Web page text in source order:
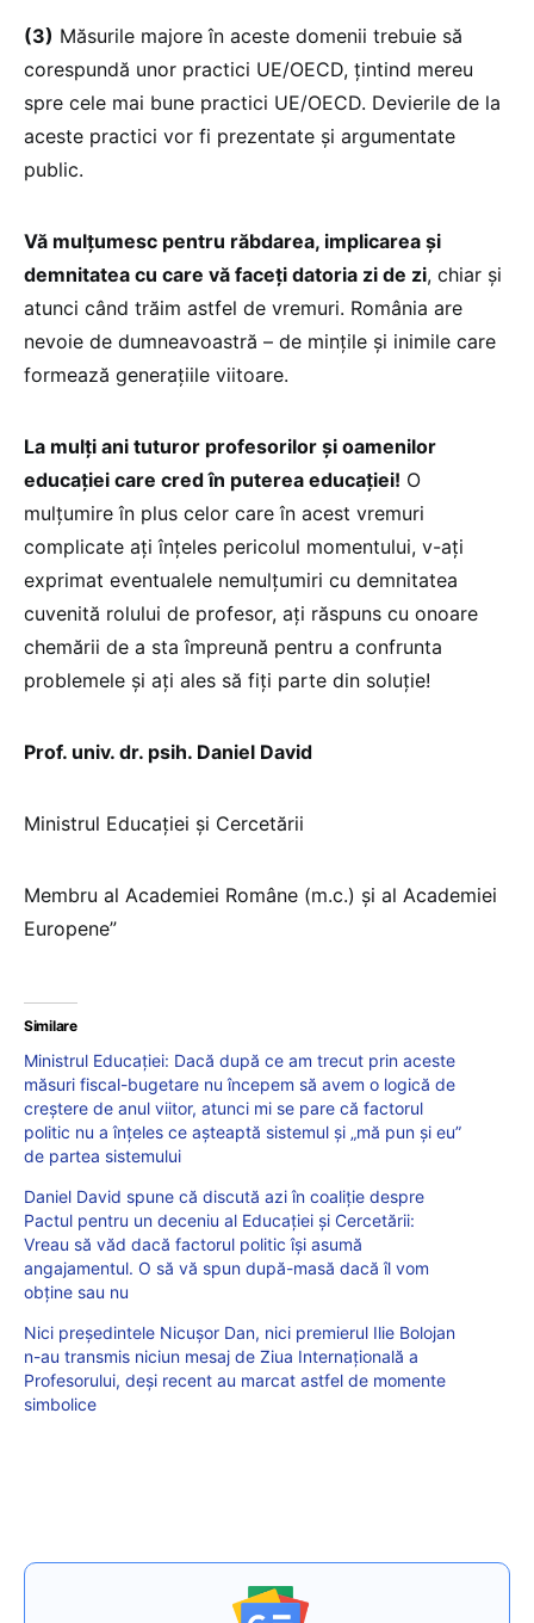
(3) Măsurile majore în aceste domenii trebuie să
corespundă unor practici UE/OECD, țintind mereu
spre cele mai bune practici UE/OECD. Devierile de la
aceste practici vor fi prezentate și argumentate
public.
Vă mulțumesc pentru răbdarea, implicarea și
demnitatea cu care vă faceți datoria zi de zi, chiar și
atunci când trăim astfel de vremuri. România are
nevoie de dumneavoastră – de mințile și inimile care
formează generațiile viitoare.
La mulți ani tuturor profesorilor și oamenilor
educației care cred în puterea educației! O
mulțumire în plus celor care în acest vremuri
complicate ați înțeles pericolul momentului, v-ați
exprimat eventualele nemulțumiri cu demnitatea
cuvenită rolului de profesor, ați răspuns cu onoare
chemării de a sta împreună pentru a confrunta
problemele și ați ales să fiți parte din soluție!
Prof. univ. dr. psih. Daniel David
Ministrul Educației și Cercetării
Membru al Academiei Române (m.c.) și al Academiei
Europene”
Similare
Ministrul Educației: Dacă după ce am trecut prin aceste
măsuri fiscal-bugetare nu începem să avem o logică de
creștere de anul viitor, atunci mi se pare că factorul
politic nu a înțeles ce așteaptă sistemul și „mă pun și eu”
de partea sistemului
Daniel David spune că discută azi în coaliție despre
Pactul pentru un deceniu al Educației și Cercetării:
Vreau să văd dacă factorul politic își asumă
angajamentul. O să vă spun după-masă dacă îl vom
obține sau nu
Nici președintele Nicușor Dan, nici premierul Ilie Bolojan
n-au transmis niciun mesaj de Ziua Internațională a
Profesorului, deși recent au marcat astfel de momente
simbolice